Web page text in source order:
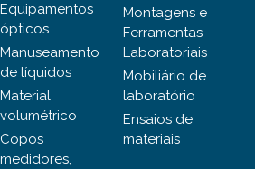
Equipamentos
ópticos
Manuseamento
de líquidos
Material
volumétrico
Copos
medidores,
Montagens e
Ferramentas
Laboratoriais
Mobiliário de
laboratório
Ensaios de
materiais